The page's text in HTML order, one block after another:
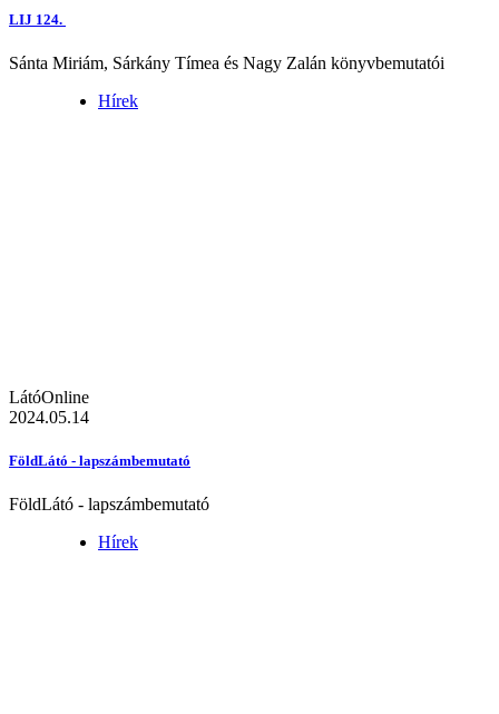
LIJ 124.
Sánta Miriám, Sárkány Tímea és Nagy Zalán könyvbemutatói
Hírek
LátóOnline
2024.05.14
FöldLátó - lapszámbemutató
FöldLátó - lapszámbemutató
Hírek